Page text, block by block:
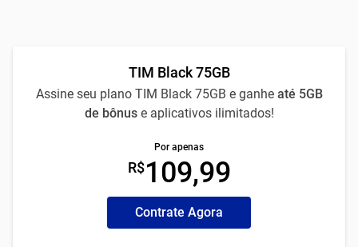
TIM Black 75GB
Assine seu plano TIM Black 75GB e ganhe até 5GB
de bônus e aplicativos ilimitados!
Por apenas
R$109,99
Contrate Agora